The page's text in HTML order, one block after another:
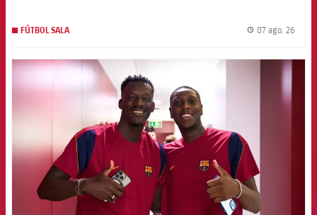
FÚTBOL SALA 07 ago. 26
FCB Barcelona badge